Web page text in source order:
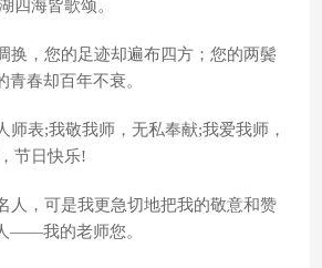
四海皆歌颂。
换，您的足迹却遍布四方；您的两鬓
春却百年不衰。
师表;我敬我师，无私奉献;我爱我师，
节日快乐!
人，可是我更急切地把我的敬意和赞
――我的老师您。